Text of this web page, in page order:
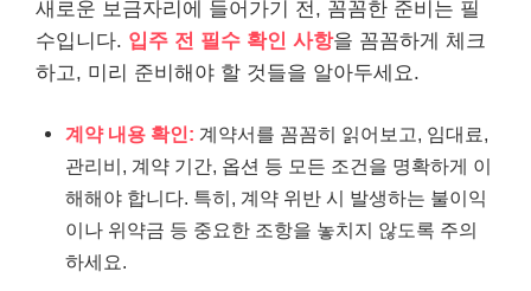
새로운 보금자리에 들어가기 전, 꼼꼼한 준비는 필
수입니다. 입주 전 필수 확인 사항을 꼼꼼하게 체크
하고, 미리 준비해야 할 것들을 알아두세요.
계약 내용 확인: 계약서를 꼼꼼히 읽어보고, 임대료,
관리비, 계약 기간, 옵션 등 모든 조건을 명확하게 이
해해야 합니다. 특히, 계약 위반 시 발생하는 불이익
이나 위약금 등 중요한 조항을 놓치지 않도록 주의
하세요.